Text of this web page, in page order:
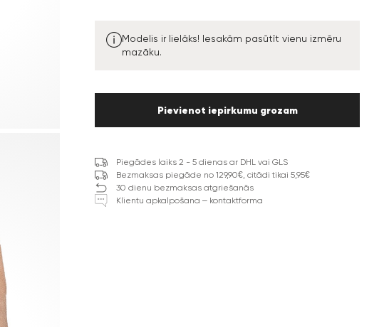
Modelis ir lielāks! Iesakām pasūtīt vienu izmēru
mazāku.
Pievienot iepirkumu grozam
Piegādes laiks 2 - 5 dienas ar DHL vai GLS
Bezmaksas piegāde no 129,90€, citādi tikai 5,95€
30 dienu bezmaksas atgriešanās
Klientu apkalpošana – kontaktforma